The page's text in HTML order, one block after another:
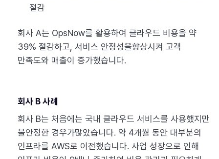
절감
회사 A는 OpsNow를 활용하여 클라우드 비용을 약
39% 절감하고, 서비스 안정성을향상시켜 고객
만족도와 매출이 증가했습니다.
회사 B 사례
회사 B는 처음에는 국내 클라우드 서비스를 사용했지만
불안정한 경우가많았습니다. 약 4개월 동안 대부분의
인프라를 AWS로 이전했습니다. 사업 성장으로 인해